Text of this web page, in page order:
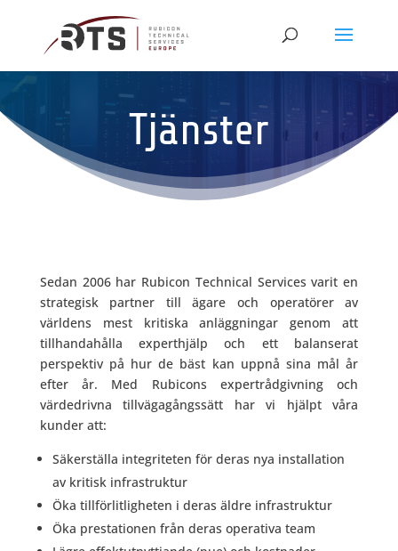
Tjänster
Sedan 2006 har Rubicon Technical Services varit en
strategisk partner till ägare och operatörer av
världens mest kritiska anläggningar genom att
tillhandahålla experthjälp och ett balanserat
perspektiv på hur de bäst kan uppnå sina mål år
efter år. Med Rubicons expertrådgivning och
värdedrivna tillvägagångssätt har vi hjälpt våra
kunder att:
Säkerställa integriteten för deras nya installation
av kritisk infrastruktur
Öka tillförlitligheten i deras äldre infrastruktur
Öka prestationen från deras operativa team